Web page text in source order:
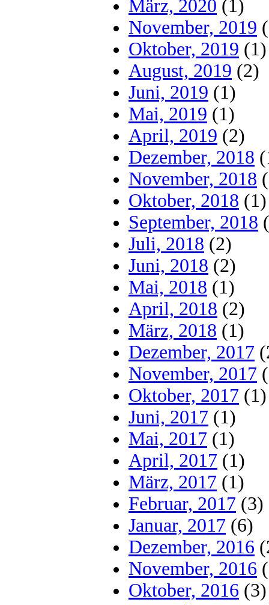
März, 2020 (1)
November, 2019
Oktober, 2019 (1)
August, 2019 (2)
Juni, 2019 (1)
Mai, 2019 (1)
April, 2019 (2)
Dezember, 2018
November, 2018
Oktober, 2018 (1)
September, 2018
Juli, 2018 (2)
Juni, 2018 (2)
Mai, 2018 (1)
April, 2018 (2)
März, 2018 (1)
Dezember, 2017
November, 2017
Oktober, 2017 (1)
Juni, 2017 (1)
Mai, 2017 (1)
April, 2017 (1)
März, 2017 (1)
Februar, 2017 (3)
Januar, 2017 (6)
Dezember, 2016
November, 2016
Oktober, 2016 (3)